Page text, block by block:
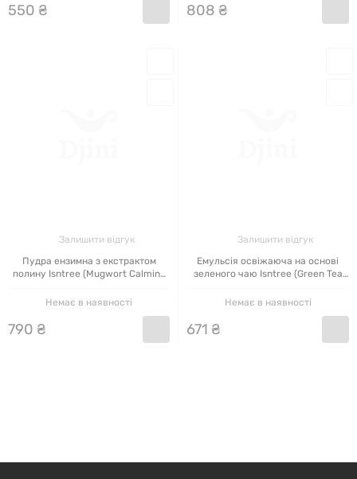
550 ₴ 808 ₴
Залишити відгук
Пудра ензимна з екстрактом
полину Isntree (Mugwort Calming
Немає в наявності
790 ₴
Залишити відгук
Емульсія освіжаюча на основі
зеленого чаю Isntree (Green Tea
Немає в наявності
671 ₴